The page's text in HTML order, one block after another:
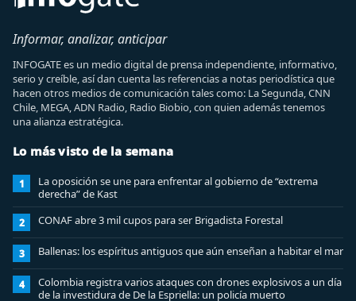
Informar, analizar, anticipar
INFOGATE es un medio digital de prensa independiente, informativo,
serio y creíble, así dan cuenta las referencias a notas periodística que
hacen otros medios de comunicación tales como: La Segunda, CNN
Chile, MEGA, ADN Radio, Radio Biobio, con quien además tenemos
una alianza estratégica.
Lo más visto de la semana
1
La oposición se une para enfrentar al gobierno de “extrema
derecha” de Kast
2 CONAF abre 3 mil cupos para ser Brigadista Forestal
3 Ballenas: los espíritus antiguos que aún enseñan a habitar el mar
4
Colombia registra varios ataques con drones explosivos a un día
de la investidura de De la Espriella: un policía muerto